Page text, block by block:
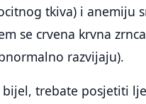
tkiva) i anemiju
se crvena krvna
razvijaju).
trebate posjetiti